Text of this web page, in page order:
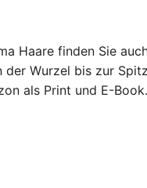
Haare finden Sie
der Wurzel bis zur
als Print und E-